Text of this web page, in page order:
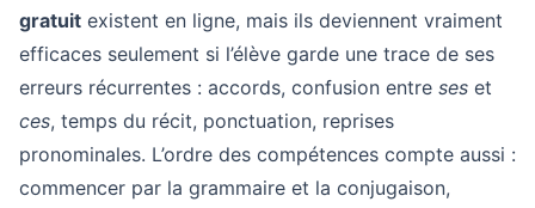
gratuit existent en ligne, mais ils deviennent vraiment
efficaces seulement si l’élève garde une trace de ses
erreurs récurrentes : accords, confusion entre ses et
ces, temps du récit, ponctuation, reprises
pronominales. L’ordre des compétences compte aussi :
commencer par la grammaire et la conjugaison,